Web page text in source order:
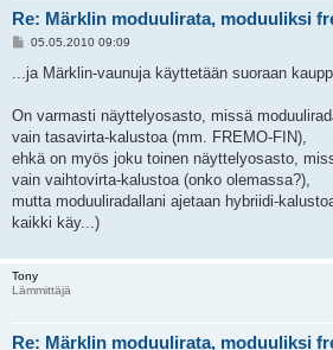
Re: Märklin moduulirata, moduuliksi
V
e
s
i
05.05.2010 09:09
...ja Märklin-vaunuja käyttetään suoraan
On varmasti näyttelyosasto, missä
vain tasavirta-kalustoa (mm. FREMO-FIN),
ehkä on myös joku toinen näyttelyosasto,
vain vaihtovirta-kalustoa (onko olemassa?),
mutta moduuliradallani ajetaan hybriidi-
kaikki käy...)
Tony
Lämmittäjä
Re: Märklin moduulirata, moduuliksi